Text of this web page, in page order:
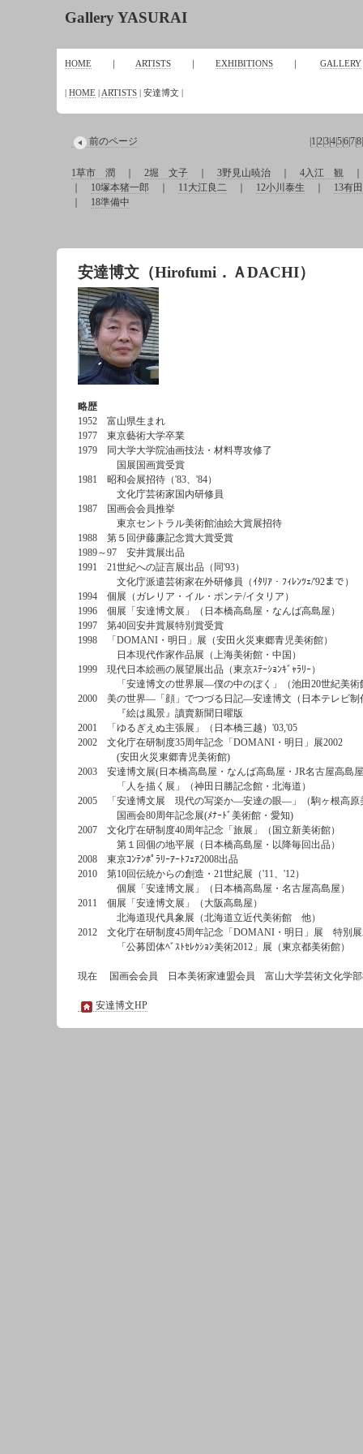
Gallery YASURAI
HOME｜ ARTISTS｜ EXHIBITIONS｜ GALLERY
| HOME| ARTISTS| 安達博文 |
前のページ 1 2|3|4|5|6|7|8|
1草市 潤 2堀 文子｜ 3野見山暁治｜ 4入江 観
10塚本猪一郎 11大江良二｜ 12小川泰生
13有
18準備中
安達博文（Hirofumi．ＡDACHI）
略歴
1952 富山県生まれ
1977 東京藝術大学卒業
1979 同大学大学院油画技法・材料専攻修了
国展国画賞受賞
1981 昭和会展招待（'83、'84）
文化庁芸術家国内研修員
1987 国画会会員推挙
東京セントラル美術館油絵大賞展招待
1988 第５回伊藤廉記念賞大賞受賞
1989～97 安井賞展出品
1991 21世紀への証言展出品（同'93）
文化庁派遣芸術家在外研修員（ｲﾀﾘｱ・ﾌｨﾚﾝﾂｪ/'92まで）
1994 個展（ガレリア・イル・ポンテ/イタリア）
1996 個展「安達博文展」（日本橋高島屋・なんば高島屋）
1997 第40回安井賞展特別賞受賞
1998 「DOMANI・明日」展（安田火災東郷青児美術館）
日本現代作家作品展（上海美術館・中国）
1999 現代日本絵画の展望展出品（東京ｽﾃｰｼｮﾝｷﾞｬﾗﾘｰ）
「安達博文の世界展―僕の中のぼく」（池田20世紀美術
2000 美の世界―「顔」でつづる日記―安達博文（日本テレビ制
『絵は風景』讀賣新聞日曜版
2001 「ゆるぎえぬ主張展」（日本橋三越）'03,'05
2002 文化庁在研制度35周年記念「DOMANI・明日」展2002
(安田火災東郷青児美術館)
2003 安達博文展(日本橋高島屋・なんば高島屋・JR名古屋高島
「人を描く展」（神田日勝記念館・北海道）
2005 「安達博文展 現代の写楽か―安達の眼―」（駒ヶ根高原
国画会80周年記念展(ﾒﾅｰﾄﾞ美術館・愛知)
2007 文化庁在研制度40周年記念「旅展」（国立新美術館）
第１回個の地平展（日本橋高島屋・以降毎回出品）
2008 東京ｺﾝﾃﾝﾎﾟﾗﾘｰｱｰﾄﾌｪｱ2008出品
2010 第10回伝統からの創造・21世紀展（'11、'12）
個展「安達博文展」（日本橋高島屋・名古屋高島屋）
2011 個展「安達博文展」（大阪高島屋）
北海道現代具象展（北海道立近代美術館 他）
2012 文化庁在研制度45周年記念「DOMANI・明日」展 特別展
「公募団体ﾍﾞｽﾄｾﾚｸｼｮﾝ美術2012」展（東京都美術館）
現在 国画会会員 日本美術家連盟会員 富山大学芸術文化学部
安達博文HP